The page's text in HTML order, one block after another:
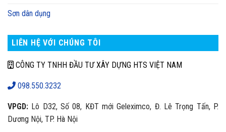
Sơn dân dụng
LIÊN HỆ VỚI CHÚNG TÔI
CÔNG TY TNHH ĐẦU TƯ XÂY DỰNG HTS VIỆT NAM
098.550.3232
VPGD: Lô D32, Số 08, KĐT mới Geleximco, Đ. Lê Trọng Tấn, P.
Dương Nội, TP. Hà Nội